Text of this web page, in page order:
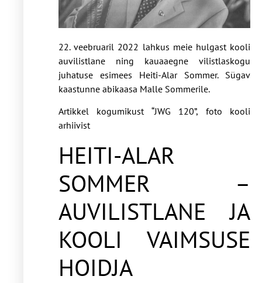
22. veebruaril 2022 lahkus meie hulgast kooli
auvilistlane ning kauaaegne vilistlaskogu
juhatuse esimees Heiti-Alar Sommer. Sügav
kaastunne abikaasa Malle Sommerile.
Artikkel kogumikust “JWG 120”, foto kooli
arhiivist
HEITI-ALAR
SOMMER –
AUVILISTLANE JA
KOOLI VAIMSUSE
HOIDJA